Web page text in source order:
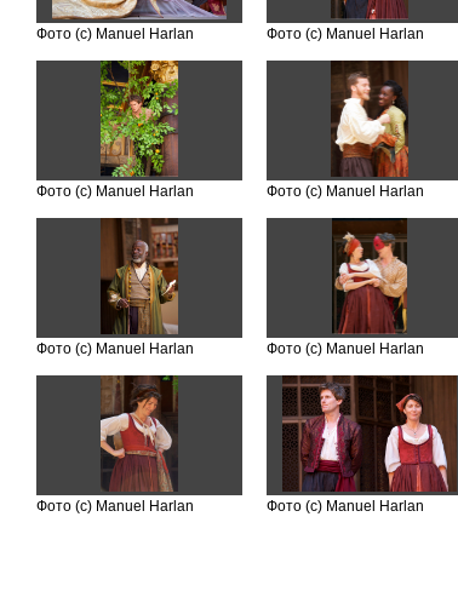
Фото (с) Manuel Harlan Фото (с) Manuel Harlan
Фото (с) Manuel Harlan Фото (с) Manuel Harlan
Фото (с) Manuel Harlan Фото (с) Manuel Harlan
Фото (с) Manuel Harlan Фото (с) Manuel Harlan